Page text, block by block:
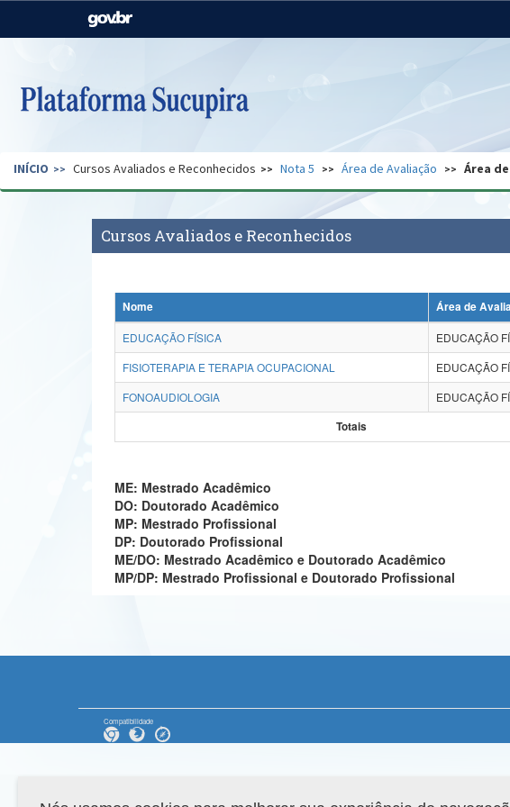
Casa Civil
Pecuária e Abastecimento
Ministério do
Regional
Secretaria de Governo Gabinete de Segurança Advocacia-
INÍCIO Cursos Avaliados e Reconhecidos Nota 5 Área de Avaliação Área
Cursos Avaliados e Reconhecidos
Nome
Área de
EDUCAÇÃO FÍSICA
EDUCAÇÃO
FISIOTERAPIA E TERAPIA OCUPACIONAL
EDUCAÇÃO
FONOAUDIOLOGIA
EDUCAÇÃO
Totais
ME: Mestrado Acadêmico
DO: Doutorado Acadêmico
MP: Mestrado Profissional
DP: Doutorado Profissional
ME/DO: Mestrado Acadêmico e Doutorado Acadêmico
MP/DP: Mestrado Profissional e Doutorado Profissional
Compatibilidade